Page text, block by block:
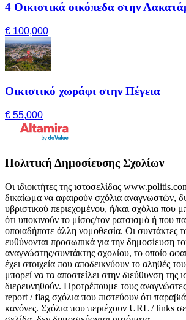
4 Οικιστικά οικόπεδα στην
€ 100,000
Οικιστικό χωράφι στην Πέγεια
€ 55,000
Πολιτική Δημοσίευσης Σχολίων
Οι ιδιοκτήτες της ιστοσελίδας
δικαίωμα να αφαιρούν σχόλια αναγνωστών,
υβριστικού περιεχομένου, ή/και σχόλια που
ότι υποκινούν το μίσος/τον ρατσισμό ή που
οποιαδήποτε άλλη νομοθεσία. Οι συντάκτες
ευθύνονται προσωπικά για την δημοσίευση
αναγνώστης/συντάκτης σχολίου, το οποίο
έχει στοιχεία που αποδεικνύουν το αληθές
μπορεί να τα αποστείλει στην διεύθυνση της
διερευνηθούν. Προτρέπουμε τους
report / flag σχόλια που πιστεύουν ότι
κανόνες. Σχόλια που περιέχουν URL / links